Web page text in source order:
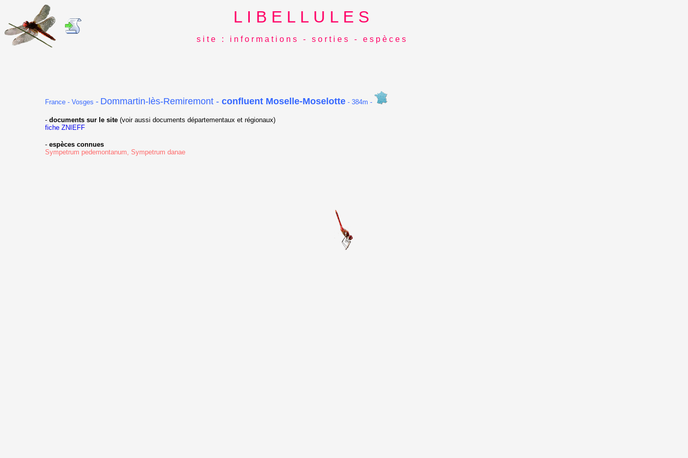
L I B E L L U L E S
s i t e : i n f o r m a t i o n s - s o r t i e s - e s p è c e s
France - Vosges - Dommartin-lès-Remiremont - confluent Moselle-Moselotte - 384m -
- documents sur le site (voir aussi documents départementaux et régionaux)
fiche ZNIEFF
- espèces connues
Sympetrum pedemontanum, Sympetrum danae